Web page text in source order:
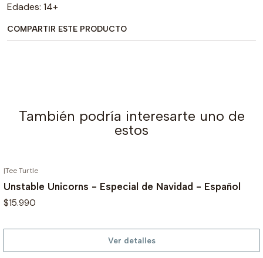
Edades: 14+
COMPARTIR ESTE PRODUCTO
También podría interesarte uno de
estos
|Tee Turtle
Unstable Unicorns - Especial de Navidad - Español
$15.990
Ver detalles